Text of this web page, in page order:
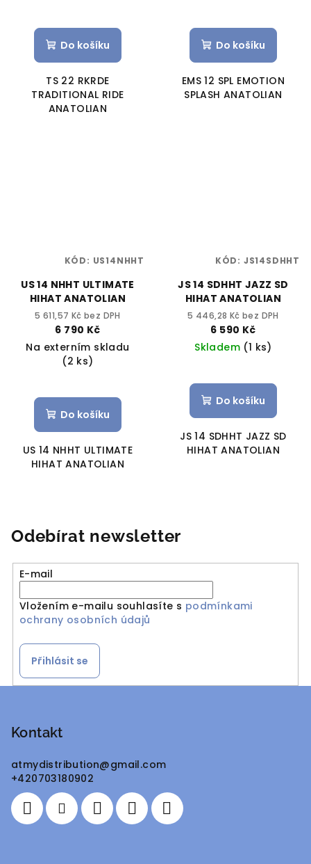
Do košíku
TS 22 RKRDE
TRADITIONAL RIDE
ANATOLIAN
Do košíku
EMS 12 SPL EMOTION
SPLASH ANATOLIAN
US 14 NHHT ULTIMATE
HIHAT ANATOLIAN
5 611,57 Kč bez DPH
6 790 Kč
Na externím skladu
(2 ks)
Do košíku
US 14 NHHT ULTIMATE
HIHAT ANATOLIAN
KÓD: US14NHHT
JS 14 SDHHT JAZZ SD
HIHAT ANATOLIAN
5 446,28 Kč bez DPH
6 590 Kč
Skladem (1 ks)
Do košíku
JS 14 SDHHT JAZZ SD
HIHAT ANATOLIAN
KÓD: JS14SDHHT
Odebírat newsletter
E-mail
Vložením e-mailu souhlasíte s podmínkami
ochrany osobních údajů
Přihlásit se
Kontakt
atmydistribution@gmail.com
+420703180902